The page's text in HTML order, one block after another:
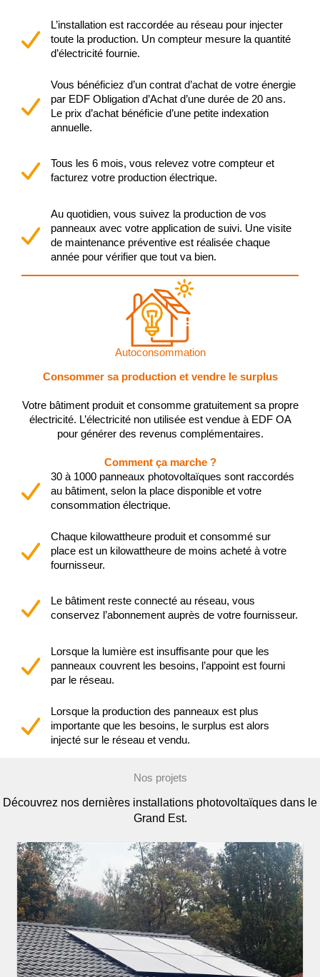
L’installation est raccordée au réseau pour injecter
toute la production. Un compteur mesure la quantité
d’électricité fournie.
Vous bénéficiez d’un contrat d’achat de votre énergie
par EDF Obligation d’Achat d’une durée de 20 ans.
Le prix d’achat bénéficie d’une petite indexation
annuelle.
Tous les 6 mois, vous relevez votre compteur et
facturez votre production électrique.
Au quotidien, vous suivez la production de vos
panneaux avec votre application de suivi. Une visite
de maintenance préventive est réalisée chaque
année pour vérifier que tout va bien.
Autoconsommation
Consommer sa production et vendre le surplus
Votre bâtiment produit et consomme gratuitement sa propre
électricité. L’électricité non utilisée est vendue à EDF OA
pour générer des revenus complémentaires.
Comment ça marche ?
30 à 1000 panneaux photovoltaïques sont raccordés
au bâtiment, selon la place disponible et votre
consommation électrique.
Chaque kilowattheure produit et consommé sur
place est un kilowattheure de moins acheté à votre
fournisseur.
Le bâtiment reste connecté au réseau, vous
conservez l’abonnement auprès de votre fournisseur.
Lorsque la lumière est insuffisante pour que les
panneaux couvrent les besoins, l’appoint est fourni
par le réseau.
Lorsque la production des panneaux est plus
importante que les besoins, le surplus est alors
injecté sur le réseau et vendu.
Nos projets
Découvrez nos dernières installations photovoltaïques dans le
Grand Est.